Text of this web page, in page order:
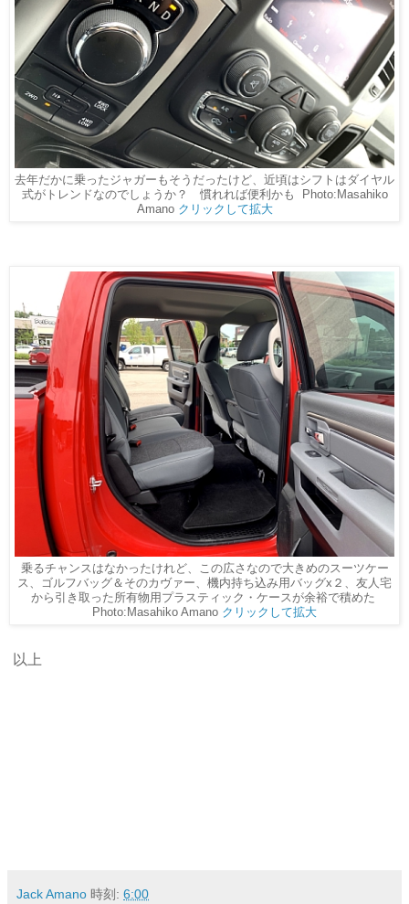
去年だかに乗ったジャガーもそうだったけど、近頃はシフトはダイヤル
式がトレンドなのでしょうか？ 慣れれば便利かも Photo:Masahiko
Amano クリックして拡大
乗るチャンスはなかったけれど、この広さなので大きめのスーツケー
ス、ゴルフバッグ＆そのカヴァー、機内持ち込み用バッグx２、友人宅
から引き取った所有物用プラスティック・ケースが余裕で積めた
Photo:Masahiko Amano クリックして拡大
以上
Jack Amano 時刻: 6:00